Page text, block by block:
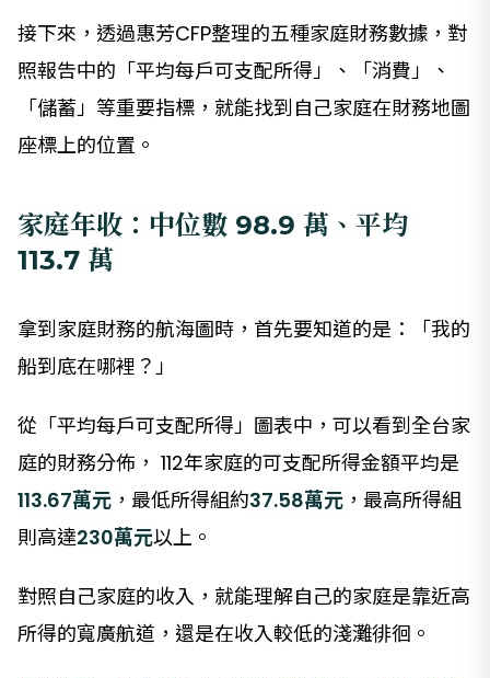
接下來，透過惠芳CFP整理的五種家庭財務數據，對
照報告中的「平均每戶可支配所得」、「消費」、
「儲蓄」等重要指標，就能找到自己家庭在財務地圖
座標上的位置。
家庭年收：中位數 98.9 萬、平均
113.7 萬
拿到家庭財務的航海圖時，首先要知道的是：「我的
船到底在哪裡？」
從「平均每戶可支配所得」圖表中，可以看到全台家
庭的財務分佈， 112年家庭的可支配所得金額平均是
113.67萬元 ，最低所得組約37.58萬元 ，最高所得組
則高達230萬元以上。
對照自己家庭的收入，就能理解自己的家庭是靠近高
所得的寬廣航道，還是在收入較低的淺灘徘徊。